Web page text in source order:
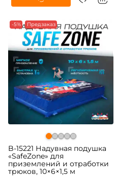
-5% Предзаказ
B-15221 Надувная подушка
«SafeZone» для
приземлений и отработки
трюков, 10×6×1,5 м